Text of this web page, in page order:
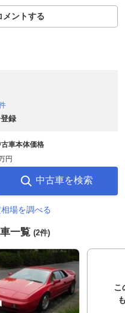
メントする
録
車本体価格
円
中古車を検索
場を調べる
一覧 (2件)
こ